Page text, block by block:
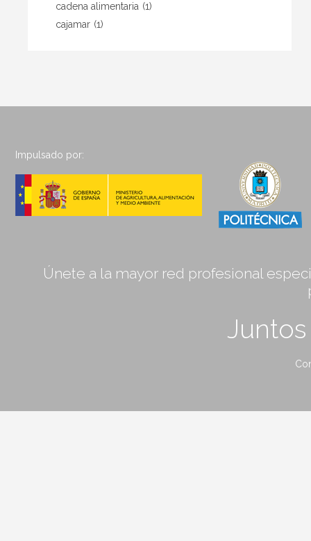
cadena alimentaria (1)
cajamar (1)
Impulsado por:
Únete a la mayor red profesional